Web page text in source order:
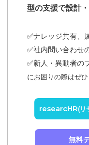
型の支援で設計
✅ナレッジ共有、
✅社内問い合わせ
✅新人・異動者の
にお困りの際はぜひ
researcHR(リ
無料